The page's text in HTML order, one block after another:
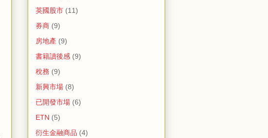
英國股市 (11)
券商 (9)
房地產 (9)
書籍讀後感 (9)
稅務 (9)
新興市場 (8)
已開發市場 (6)
ETN (5)
衍生金融商品 (4)